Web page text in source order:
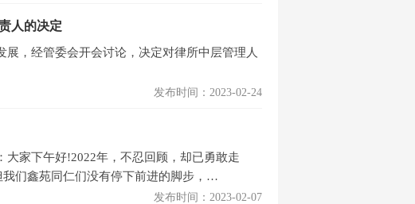
人的决定
，经管委会开会讨论，决定对律所中层管理人
发布时间：2023-02-24
家下午好!2022年，不忍回顾，却已勇敢走
们鑫苑同仁们没有停下前进的脚步，…
发布时间：2023-02-07